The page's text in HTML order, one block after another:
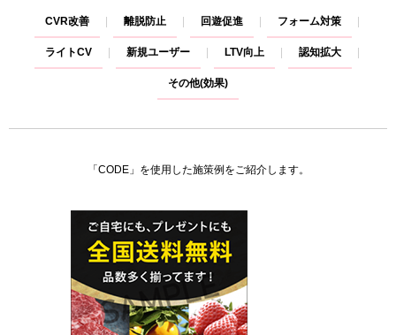
CVR改善 離脱防止 回遊促進 フォーム対策
ライトCV 新規ユーザー LTV向上 認知拡大
その他(効果)
「CODE」を使用した施策例をご紹介します。